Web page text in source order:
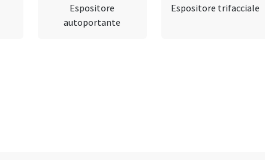
Espositore
autoportante
Espositore trifacciale